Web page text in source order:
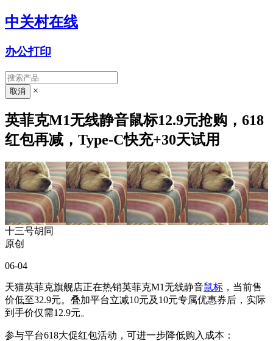
中关村在线
办公打印
×
英菲克M1无线静音鼠标12.9元抢购，618
红包再减，Type-C快充+30天试用
十三号胡同
原创
06-04
天猫英菲克旗舰店正在热销英菲克M1无线静音鼠标 ，当前售
价低至32.9元。叠加平台立减10元及10元专属优惠券后，实际
到手价仅需12.9元。
参与平台618大促红包活动，可进一步降低购入成本：